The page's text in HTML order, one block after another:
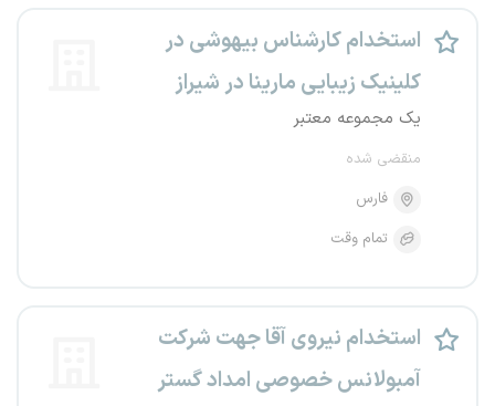
استخدام کارشناس بیهوشی در
کلینیک زیبایی مارینا در شیراز
یک مجموعه معتبر
منقضی شده
فارس
تمام وقت
استخدام نیروی آقا جهت شرکت
آمبولانس خصوصی امداد گستر